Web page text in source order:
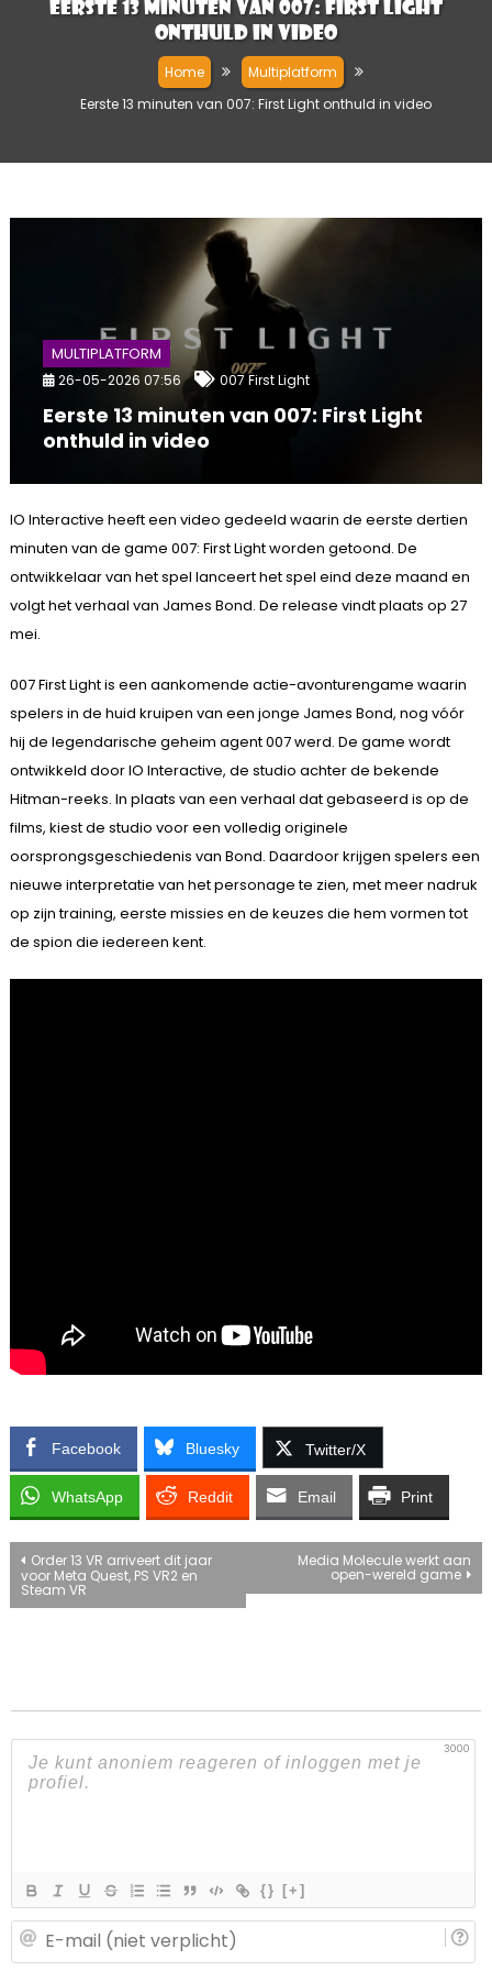
Eerste 13 minuten van 007: First Light
onthuld in video
Home
Multiplatform
Eerste 13 minuten van 007: First Light onthuld in video
MULTIPLATFORM
26-05-2026 07:56 007 First Light
Eerste 13 minuten van 007: First Light
onthuld in video
IO Interactive heeft een video gedeeld waarin de eerste dertien
minuten van de game 007: First Light worden getoond. De
ontwikkelaar van het spel lanceert het spel eind deze maand en
volgt het verhaal van James Bond. De release vindt plaats op 27
mei.
007 First Light is een aankomende actie-avonturengame waarin
spelers in de huid kruipen van een jonge James Bond, nog vóór
hij de legendarische geheim agent 007 werd. De game wordt
ontwikkeld door IO Interactive, de studio achter de bekende
Hitman-reeks. In plaats van een verhaal dat gebaseerd is op de
films, kiest de studio voor een volledig originele
oorsprongsgeschiedenis van Bond. Daardoor krijgen spelers een
nieuwe interpretatie van het personage te zien, met meer nadruk
op zijn training, eerste missies en de keuzes die hem vormen tot
de spion die iedereen kent.
Facebook Bluesky Twitter/X
WhatsApp Reddit Email Print
Bericht
navigatie
Order 13 VR arriveert dit jaar
voor Meta Quest, PS VR2 en
Steam VR
Media Molecule werkt aan
open-wereld game
3000
{} [+]